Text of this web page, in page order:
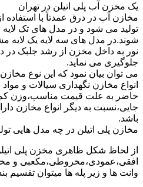
یک مخزن آب پلی اتیلن در تهران
مخازن آب در درق عمدتاً با
تولید می شود و در مدل های تک
شوند.در مدل های سه لایه یک لایه
نور به داخل مخزن از رشد جلبک در
جلوگیری می نماید.
می توان بیان نمود که این نوع
انواع مخازن نگهداری سیالات و
حاضر به علت قیمت مناسب،وزن
جایی،نسبت به دیگر انواع مخازن
باشد.
مخازن پلی اتیلن در چه مدل هایی
از لحاظ شکل ظاهری مخزن پلی
افقی،عمودی،مخروطی،مکعبی و
وانت ها و زیر پله ها میتوان تقسیم